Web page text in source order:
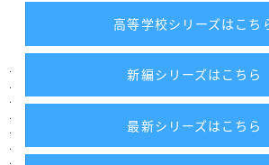
高等学校シリーズはこち
新編シリーズはこちら
最新シリーズはこちら